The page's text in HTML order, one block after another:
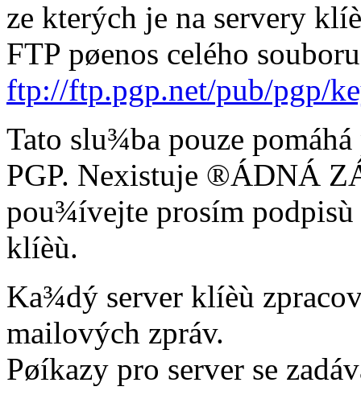
ze kterých je na servery
FTP pøenos celého
ftp://ftp.pgp.net/pub/pgp/
Tato slu¾ba pouze
PGP. Nexistuje ®ÁDNÁ
pou¾ívejte prosím
klíèù.
Ka¾dý server klíèù
mailových zpráv.
Pøíkazy pro server se